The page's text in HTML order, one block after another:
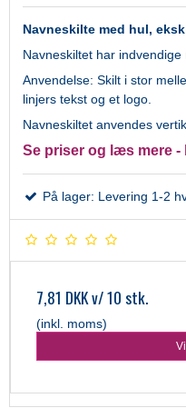
Navneskilte med hul,
Navneskiltet har
Anvendelse: Skilt i stor
linjers tekst og et logo.
Navneskiltet anvendes
Se priser og læs mere -
På lager: Levering 1-2
7,81 DKKv/ 10 stk.
(inkl. moms)